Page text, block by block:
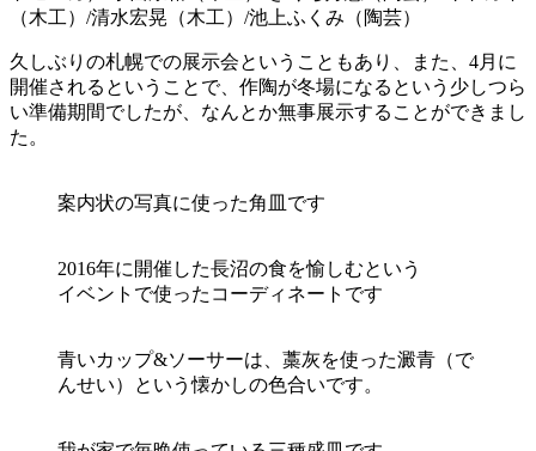
（木工）/清水宏晃（木工）/池上ふくみ（陶芸）
久しぶりの札幌での展示会ということもあり、また、4月に
開催されるということで、作陶が冬場になるという少しつら
い準備期間でしたが、なんとか無事展示することができまし
た。
案内状の写真に使った角皿です
2016年に開催した長沼の食を愉しむという
イベントで使ったコーディネートです
青いカップ&ソーサーは、藁灰を使った澱青（で
んせい）という懐かしの色合いです。